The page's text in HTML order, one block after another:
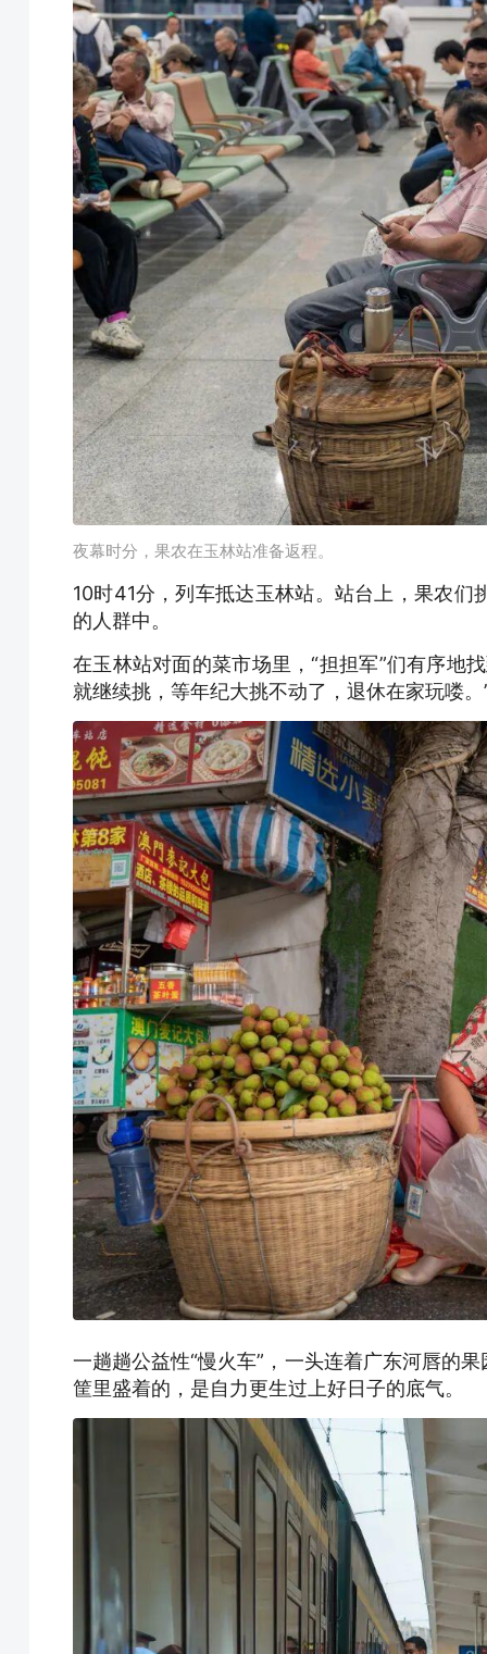
夜幕时分，果农在玉林站准备返程。
10时41分，列车抵达玉林站。站台上，果农
的人群中。
在玉林站对面的菜市场里，“担担军”们有序地
就继续挑，等年纪大挑不动了，退休在家玩喽
一趟趟公益性“慢火车”，一头连着广东河唇的
筐里盛着的，是自力更生过上好日子的底气。